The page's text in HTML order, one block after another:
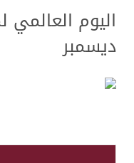
ديسمبر